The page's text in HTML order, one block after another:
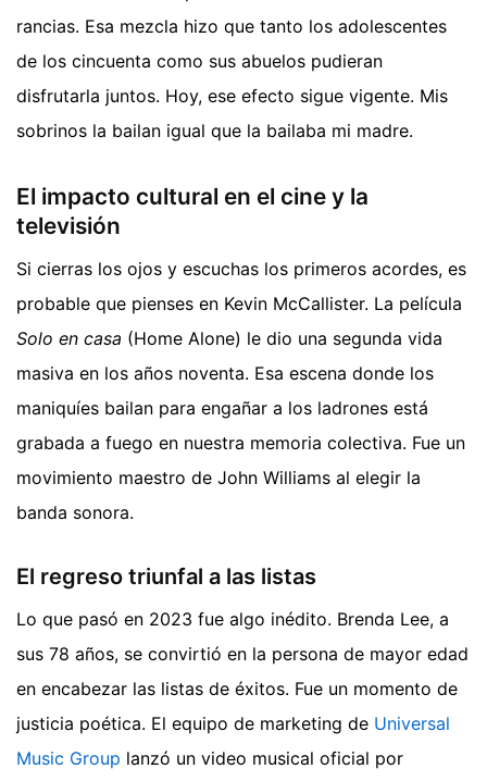
rancias. Esa mezcla hizo que tanto los adolescentes
de los cincuenta como sus abuelos pudieran
disfrutarla juntos. Hoy, ese efecto sigue vigente. Mis
sobrinos la bailan igual que la bailaba mi madre.
El impacto cultural en el cine y la
televisión
Si cierras los ojos y escuchas los primeros acordes, es
probable que pienses en Kevin McCallister. La película
Solo en casa (Home Alone) le dio una segunda vida
masiva en los años noventa. Esa escena donde los
maniquíes bailan para engañar a los ladrones está
grabada a fuego en nuestra memoria colectiva. Fue un
movimiento maestro de John Williams al elegir la
banda sonora.
El regreso triunfal a las listas
Lo que pasó en 2023 fue algo inédito. Brenda Lee, a
sus 78 años, se convirtió en la persona de mayor edad
en encabezar las listas de éxitos. Fue un momento de
justicia poética. El equipo de marketing de Universal
Music Group lanzó un video musical oficial por